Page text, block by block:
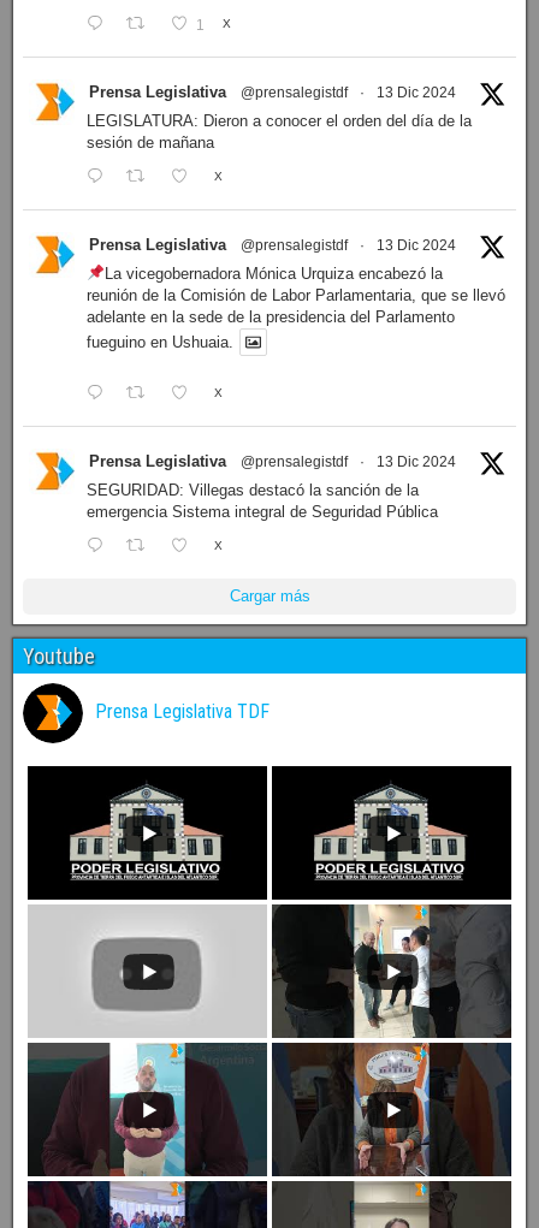
1 X
Prensa Legislativa @prensalegistdf · 13 Dic 2024
LEGISLATURA: Dieron a conocer el orden del día de la
sesión de mañana
X
Prensa Legislativa @prensalegistdf · 13 Dic 2024
La vicegobernadora Mónica Urquiza encabezó la
reunión de la Comisión de Labor Parlamentaria, que se llevó
adelante en la sede de la presidencia del Parlamento
fueguino en Ushuaia.
X
Prensa Legislativa @prensalegistdf · 13 Dic 2024
SEGURIDAD: Villegas destacó la sanción de la
emergencia Sistema integral de Seguridad Pública
X
Cargar más
Youtube
Prensa Legislativa TDF